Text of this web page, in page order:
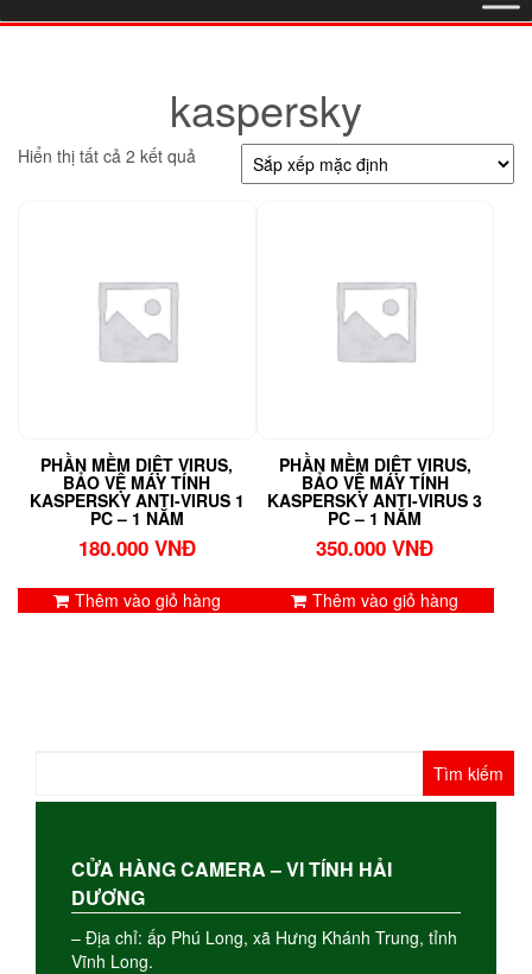
kaspersky
Hiển thị tất cả 2 kết quả
PHẦN MỀM DIỆT VIRUS,
BẢO VỆ MÁY TÍNH
KASPERSKY ANTI-VIRUS 1
PC – 1 NĂM
180.000 VNĐ
Thêm vào giỏ hàng
PHẦN MỀM DIỆT VIRUS,
BẢO VỆ MÁY TÍNH
KASPERSKY ANTI-VIRUS 3
PC – 1 NĂM
350.000VNĐ
Thêm vào giỏ hàng
cho:
CỬA HÀNG CAMERA – VI TÍNH HẢI
DƯƠNG
– Địa chỉ: ấp Phú Long, xã Hưng Khánh Trung, tỉnh
Vĩnh Long.